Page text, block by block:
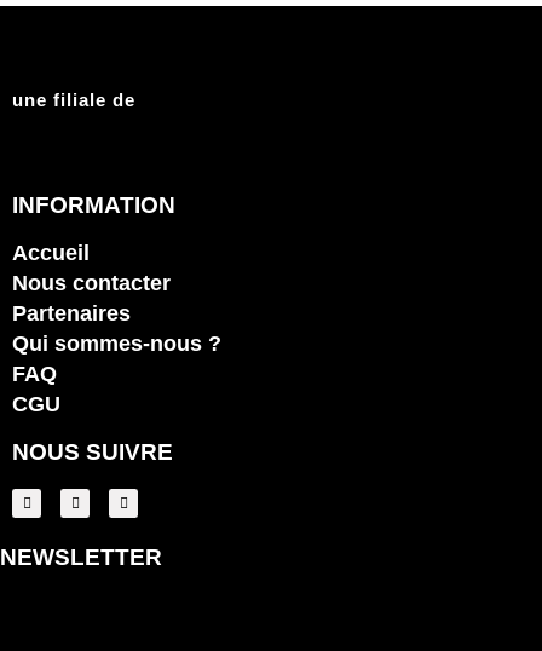
une filiale de
INFORMATION
Accueil
Nous contacter
Partenaires
Qui sommes-nous ?
FAQ
CGU
NOUS SUIVRE
NEWSLETTER